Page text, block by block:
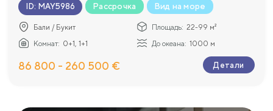
ID: MAY5986 Рассрочка Вид на море
Бали / Букит Площадь: 22-99 м²
Комнат: 0+1, 1+1 До океана: 1000 м
86 800 - 260 500 € Детали